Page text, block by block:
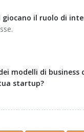
giocano il ruolo di
modelli di
startup?